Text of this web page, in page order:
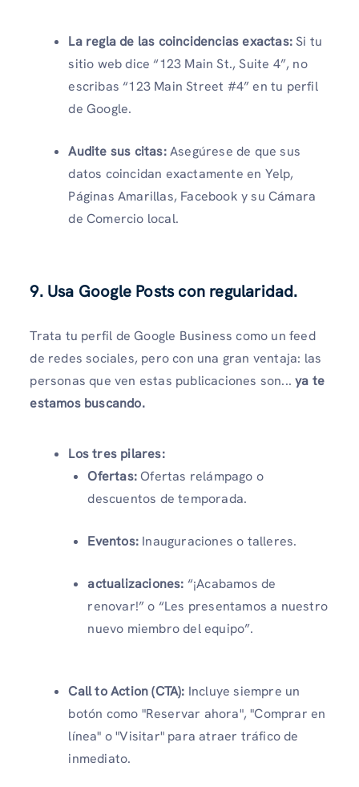
La regla de las coincidencias exactas:Si tu
sitio web dice “123 Main St., Suite 4”, no
escribas “123 Main Street #4” en tu perfil
de Google.
Audite sus citas:Asegúrese de que sus
datos coincidan exactamente en Yelp,
Páginas Amarillas, Facebook y su Cámara
de Comercio local.
9. Usa Google Posts con regularidad.
Trata tu perfil de Google Business como un feed
de redes sociales, pero con una gran ventaja: las
personas que ven estas publicaciones son...ya te
estamos buscando.
Los tres pilares:
Ofertas:Ofertas relámpago o
descuentos de temporada.
Eventos: Inauguraciones o talleres.
actualizaciones: “¡Acabamos de
renovar!” o “Les presentamos a nuestro
nuevo miembro del equipo”.
Call to Action (CTA): Incluye siempre un
botón como "Reservar ahora", "Comprar en
línea" o "Visitar" para atraer tráfico de
inmediato.